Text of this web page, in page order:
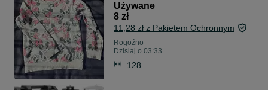
Używane
8 zł
11,28 zł z Pakietem Ochronnym
Rogoźno
Dzisiaj o 03:33
128